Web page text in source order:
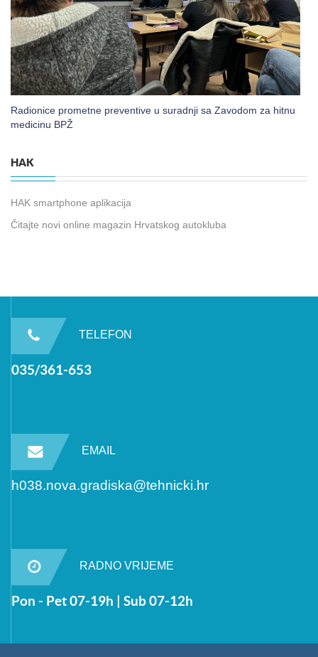
Radionice prometne preventive u suradnji sa Zavodom za hitnu
medicinu BPŽ
HAK
HAK smartphone aplikacija
Čitajte novi online magazin Hrvatskog autokluba
TELEFON
035/361-653
EMAIL
h038.nova.gradiska@tehnicki.hr
RADNO VRIJEME
Pon - Pet 07-19h | Sub 07-12h